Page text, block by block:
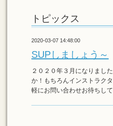
トピックス
2020-03-07 14:48:00
SUPしましょう～
２０２０年３月になりまし
か！もちろんインストラク
軽にお問い合わせお待ちし